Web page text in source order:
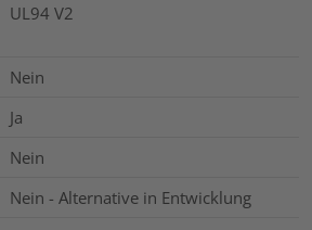
UL94 V2
Nein
Ja
Nein
Nein - Alternative in Entwicklung